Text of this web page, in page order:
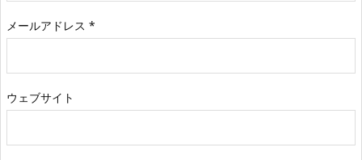
メールアドレス *
ウェブサイト